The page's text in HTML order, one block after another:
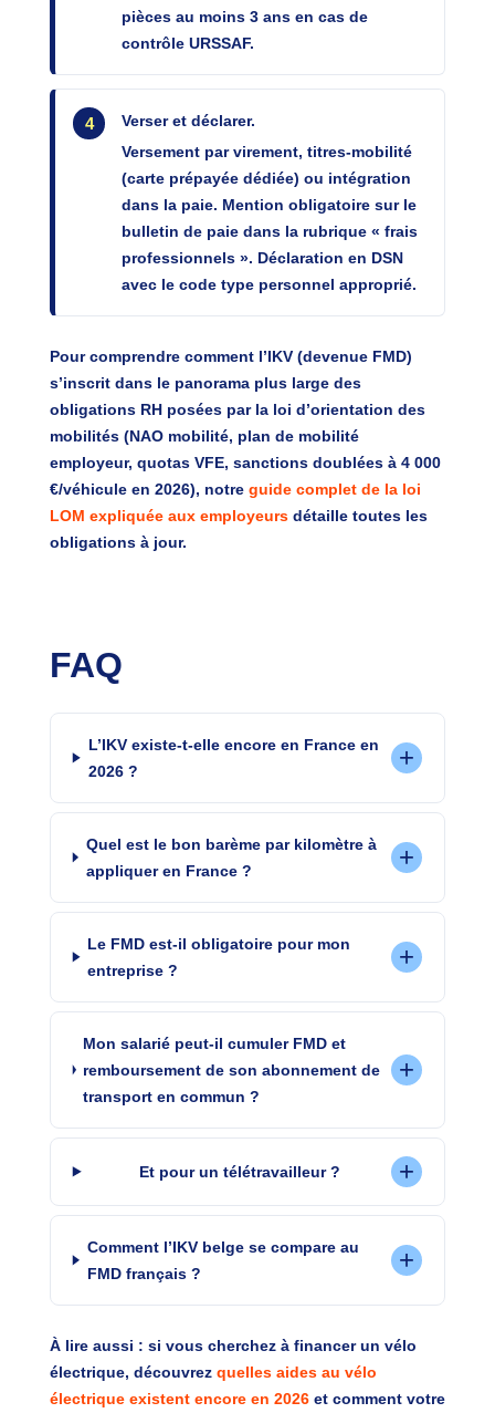
pièces au moins 3 ans en cas de
contrôle URSSAF.
Verser et déclarer.
Versement par virement, titres-mobilité
(carte prépayée dédiée) ou intégration
dans la paie. Mention obligatoire sur le
bulletin de paie dans la rubrique « frais
professionnels ». Déclaration en DSN
avec le code type personnel approprié.
Pour comprendre comment l’IKV (devenue FMD)
s’inscrit dans le panorama plus large des
obligations RH posées par la loi d’orientation des
mobilités (NAO mobilité, plan de mobilité
employeur, quotas VFE, sanctions doublées à 4 000
€/véhicule en 2026), notre guide complet de la loi
LOM expliquée aux employeursdétaille toutes les
obligations à jour.
FAQ
L’IKV existe-t-elle encore en France en
2026 ?
Quel est le bon barème par kilomètre à
appliquer en France ?
Le FMD est-il obligatoire pour mon
entreprise ?
Mon salarié peut-il cumuler FMD et
remboursement de son abonnement de
transport en commun ?
Et pour un télétravailleur ?
Comment l’IKV belge se compare au
FMD français ?
À lire aussi : si vous cherchez à financer un vélo
électrique, découvrez quelles aides au vélo
électrique existent encore en 2026et comment votre